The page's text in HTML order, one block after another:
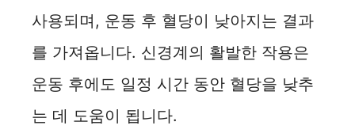
사용되며, 운동 후 혈당이 낮아지는 결과
를 가져옵니다. 신경계의 활발한 작용은
운동 후에도 일정 시간 동안 혈당을 낮추
는 데 도움이 됩니다.